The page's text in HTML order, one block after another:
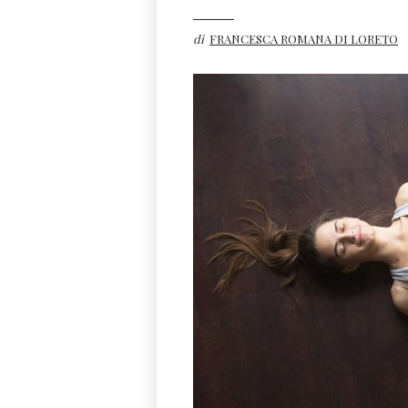
di FRANCESCA ROMANA DI LORETO